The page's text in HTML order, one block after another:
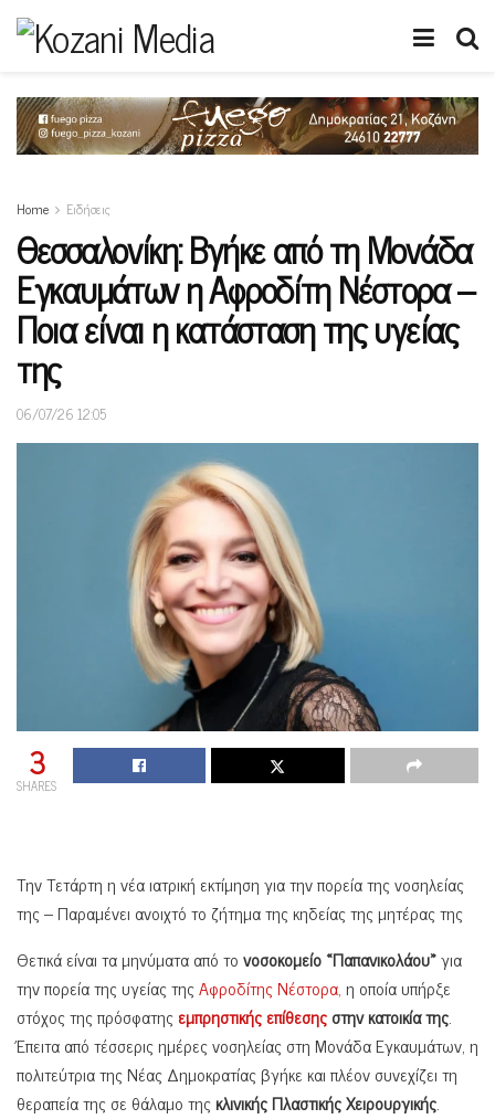
Home Ειδήσεις
Θεσσαλονίκη: Βγήκε από τη Μονάδα
Εγκαυμάτων η Αφροδίτη Νέστορα –
Ποια είναι η κατάσταση της υγείας
της
06/07/26 12:05
3
SHARES
Την Τετάρτη η νέα ιατρική εκτίμηση για την πορεία της νοσηλείας
της – Παραμένει ανοιχτό το ζήτημα της κηδείας της μητέρας της
Θετικά είναι τα μηνύματα από τονοσοκομείο «Παπανικολάου»για
την πορεία της υγείας τηςΑφροδίτης Νέστορα, η οποία υπήρξε
στόχος της πρόσφατηςεμπρηστικής επίθεσηςστην κατοικία της.
Έπειτα από τέσσερις ημέρες νοσηλείας στη Μονάδα Εγκαυμάτων, η
πολιτεύτρια της Νέας Δημοκρατίας βγήκε και πλέον συνεχίζει τη
θεραπεία της σε θάλαμο τηςκλινικής Πλαστικής Χειρουργικής.